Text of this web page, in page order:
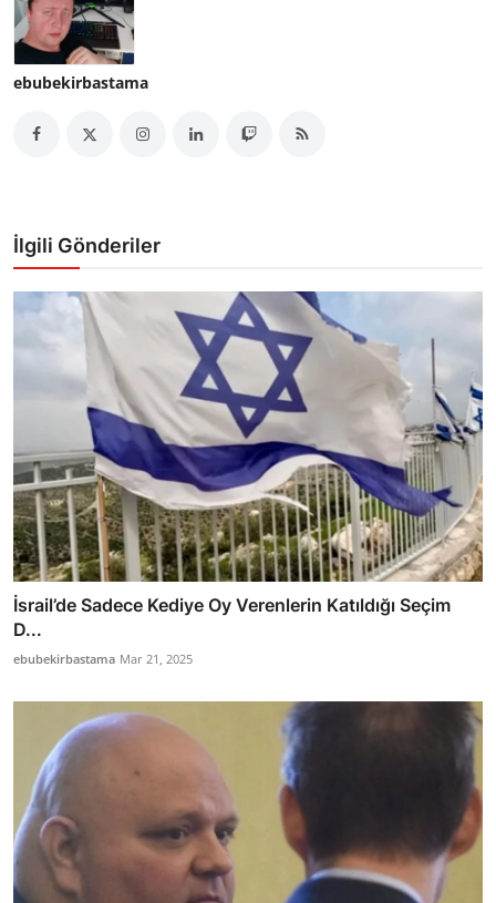
ebubekirbastama
İlgili Gönderiler
İsrail’de Sadece Kediye Oy Verenlerin Katıldığı Seçim
D...
ebubekirbastama Mar 21, 2025